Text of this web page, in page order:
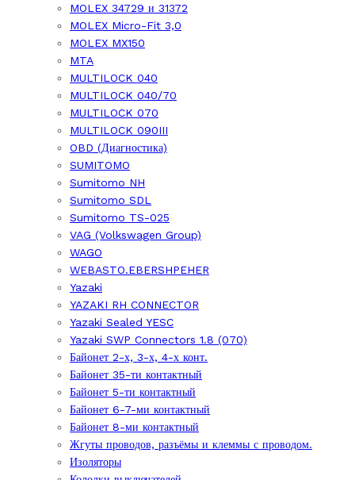
MOLEX 34729 и 31372
MOLEX Micro-Fit 3,0
MOLEX MX150
MTA
MULTILOCK 040
MULTILOCK 040/70
MULTILOCK 070
MULTILOCK 090III
OBD (Диагностика)
SUMITOMO
Sumitomo NH
Sumitomo SDL
Sumitomo TS-025
VAG (Volkswagen Group)
WAGO
WEBASTO.EBERSHPEHER
Yazaki
YAZAKI RH CONNECTOR
Yazaki Sealed YESC
Yazaki SWP Connectors 1.8 (070)
Байонет 2-х, 3-х, 4-х конт.
Байонет 35-ти контактный
Байонет 5-ти контактный
Байонет 6-7-ми контактный
Байонет 8-ми контактный
Жгуты проводов, разъёмы и клеммы с проводом.
Изоляторы